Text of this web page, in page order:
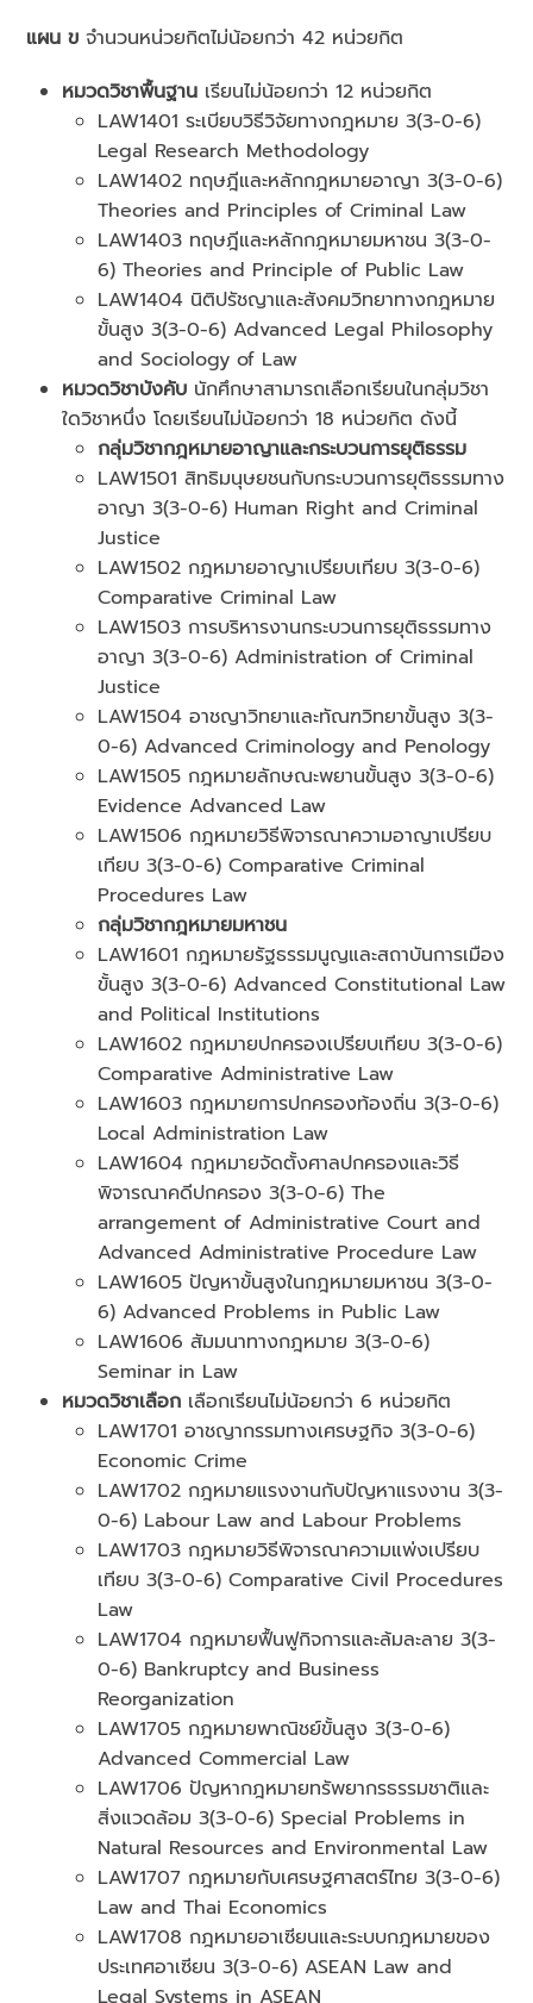
แผน ขจำนวนหน่วยกิตไม่น้อยกว่า 42 หน่วยกิต
หมวดวิชาพื้นฐาน เรียนไม่น้อยกว่า 12 หน่วยกิต
LAW1401 ระเบียบวิธีวิจัยทางกฎหมาย 3(3-0-6)
Legal Research Methodology
LAW1402 ทฤษฎีและหลักกฎหมายอาญา 3(3-0-6)
Theories and Principles of Criminal Law
LAW1403 ทฤษฎีและหลักกฎหมายมหาชน 3(3-0-
6) Theories and Principle of Public Law
LAW1404 นิติปรัชญาและสังคมวิทยาทางกฎหมาย
ขั้นสูง 3(3-0-6) Advanced Legal Philosophy
and Sociology of Law
หมวดวิชาบังคับ นักศึกษาสามารถเลือกเรียนในกลุ่มวิชา
ใดวิชาหนึ่ง โดยเรียนไม่น้อยกว่า 18 หน่วยกิต ดังนี้
กลุ่มวิชากฎหมายอาญาและกระบวนการยุติธรรม
LAW1501 สิทธิมนุษยชนกับกระบวนการยุติธรรมทาง
อาญา 3(3-0-6) Human Right and Criminal
Justice
LAW1502 กฎหมายอาญาเปรียบเทียบ 3(3-0-6)
Comparative Criminal Law
LAW1503 การบริหารงานกระบวนการยุติธรรมทาง
อาญา 3(3-0-6) Administration of Criminal
Justice
LAW1504 อาชญาวิทยาและทัณฑวิทยาขั้นสูง 3(3-
0-6) Advanced Criminology and Penology
LAW1505 กฎหมายลักษณะพยานขั้นสูง 3(3-0-6)
Evidence Advanced Law
LAW1506 กฎหมายวิธีพิจารณาความอาญาเปรียบ
เทียบ 3(3-0-6) Comparative Criminal
Procedures Law
กลุ่มวิชากฎหมายมหาชน
LAW1601 กฎหมายรัฐธรรมนูญและสถาบันการเมือง
ขั้นสูง 3(3-0-6) Advanced Constitutional Law
and Political Institutions
LAW1602 กฎหมายปกครองเปรียบเทียบ 3(3-0-6)
Comparative Administrative Law
LAW1603 กฎหมายการปกครองท้องถิ่น 3(3-0-6)
Local Administration Law
LAW1604 กฎหมายจัดตั้งศาลปกครองและวิธี
พิจารณาคดีปกครอง 3(3-0-6) The
arrangement of Administrative Court and
Advanced Administrative Procedure Law
LAW1605 ปัญหาขั้นสูงในกฎหมายมหาชน 3(3-0-
6) Advanced Problems in Public Law
LAW1606 สัมมนาทางกฎหมาย 3(3-0-6)
Seminar in Law
หมวดวิชาเลือก เลือกเรียนไม่น้อยกว่า 6 หน่วยกิต
LAW1701 อาชญากรรมทางเศรษฐกิจ 3(3-0-6)
Economic Crime
LAW1702 กฎหมายแรงงานกับปัญหาแรงงาน 3(3-
0-6) Labour Law and Labour Problems
LAW1703 กฎหมายวิธีพิจารณาความแพ่งเปรียบ
เทียบ 3(3-0-6) Comparative Civil Procedures
Law
LAW1704 กฎหมายฟื้นฟูกิจการและล้มละลาย 3(3-
0-6) Bankruptcy and Business
Reorganization
LAW1705 กฎหมายพาณิชย์ขั้นสูง 3(3-0-6)
Advanced Commercial Law
LAW1706 ปัญหากฎหมายทรัพยากรธรรมชาติและ
สิ่งแวดล้อม 3(3-0-6) Special Problems in
Natural Resources and Environmental Law
LAW1707 กฎหมายกับเศรษฐศาสตร์ไทย 3(3-0-6)
Law and Thai Economics
LAW1708 กฎหมายอาเซียนและระบบกฎหมายของ
ประเทศอาเซียน 3(3-0-6) ASEAN Law and
Legal Systems in ASEAN